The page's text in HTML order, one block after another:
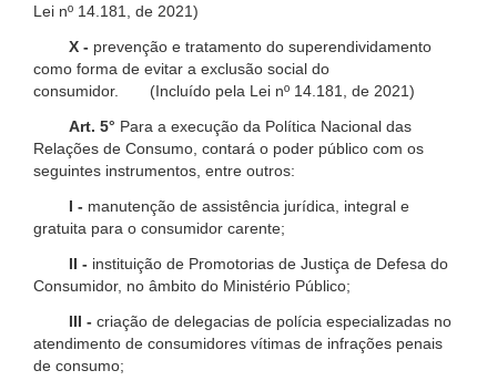
Lei nº 14.181, de 2021)
X - prevenção e tratamento do superendividamento
como forma de evitar a exclusão social do
consumidor. (Incluído pela Lei nº 14.181, de 2021)
Art. 5° Para a execução da Política Nacional das
Relações de Consumo, contará o poder público com os
seguintes instrumentos, entre outros:
I - manutenção de assistência jurídica, integral e
gratuita para o consumidor carente;
II - instituição de Promotorias de Justiça de Defesa do
Consumidor, no âmbito do Ministério Público;
III - criação de delegacias de polícia especializadas no
atendimento de consumidores vítimas de infrações penais
de consumo;